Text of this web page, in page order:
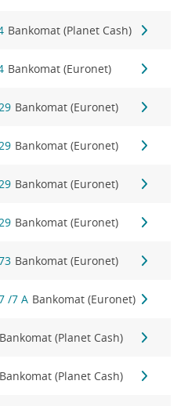
Bankomat (Planet Cash)
Bankomat (Euronet)
Bankomat (Euronet)
Bankomat (Euronet)
Bankomat (Euronet)
Bankomat (Euronet)
Bankomat (Euronet)
/7 A Bankomat (Euronet)
Bankomat (Planet Cash)
Bankomat (Planet Cash)